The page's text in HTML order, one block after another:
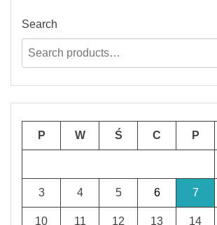
Search
P W Ś C P
3 4 5 6 7
10 11 12 13 14